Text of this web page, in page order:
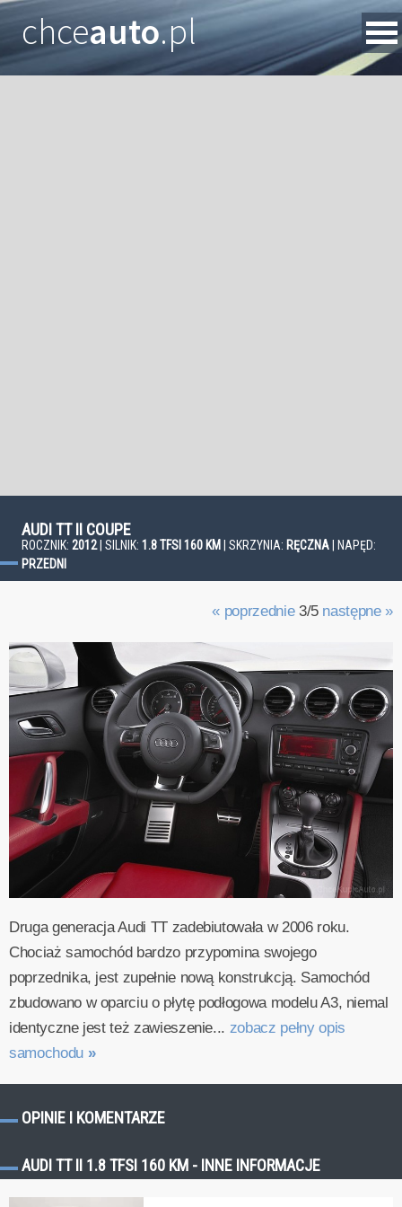
chceauto.pl
AUDI TT II COUPE
ROCZNIK: 2012| SILNIK: 1.8 TFSI 160 KM | SKRZYNIA: RĘCZNA | NAPĘD:
PRZEDNI
« poprzednie3/5 następne »
Druga generacja Audi TT zadebiutowała w 2006 roku.
Chociaż samochód bardzo przypomina swojego
poprzednika, jest zupełnie nową konstrukcją. Samochód
zbudowano w oparciu o płytę podłogowa modelu A3, niemal
identyczne jest też zawieszenie... zobacz pełny opis
samochodu »
OPINIE I KOMENTARZE
AUDI TT II 1.8 TFSI 160 KM - INNE INFORMACJE